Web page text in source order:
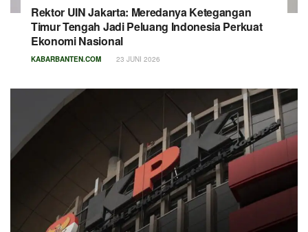
Rektor UIN Jakarta: Meredanya Ketegangan
Timur Tengah Jadi Peluang Indonesia Perkuat
Ekonomi Nasional
KABARBANTEN.COM 23 JUNI 2026